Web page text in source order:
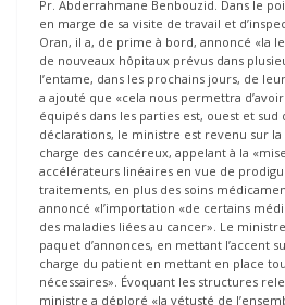
Pr. Abderrahmane Benbouzid. Dans le
en marge de sa visite de travail et
Oran, il a, de prime à bord, annoncé «la
de nouveaux hôpitaux prévus dans
l’entame, dans les prochains jours, de
a ajouté que «cela nous permettra
équipés dans les parties est, ouest et sud
déclarations, le ministre est revenu sur
charge des cancéreux, appelant à la
accélérateurs linéaires en vue de
traitements, en plus des soins
annoncé «l’importation «de certains
des maladies liées au cancer». Le
paquet d’annonces, en mettant l’accent
charge du patient en mettant en place
nécessaires». Évoquant les structures
ministre a déploré «la vétusté de